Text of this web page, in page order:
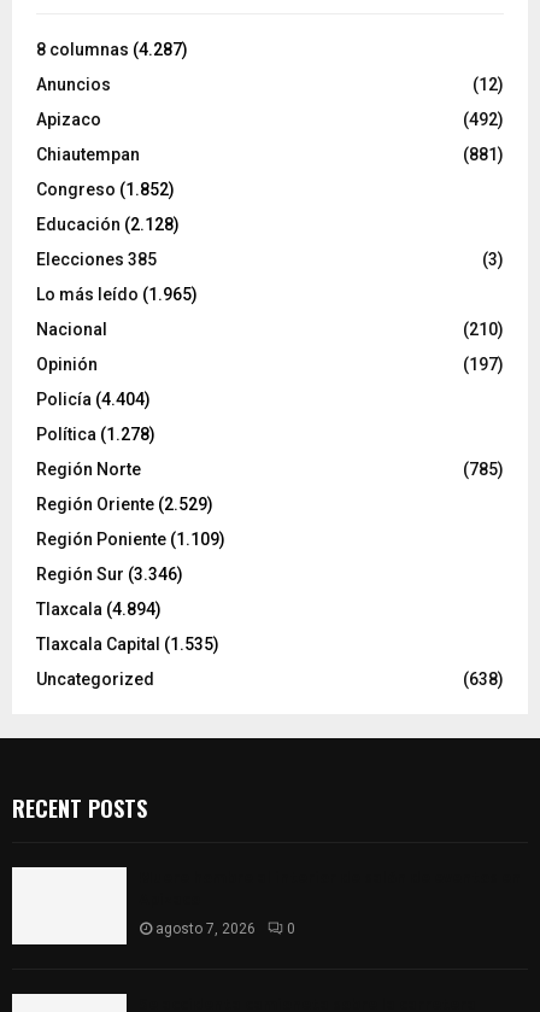
8 columnas (4.287)
Anuncios
(12)
Apizaco
(492)
Chiautempan
(881)
Congreso (1.852)
Educación (2.128)
Elecciones 385
(3)
Lo más leído (1.965)
Nacional
(210)
Opinión
(197)
Policía (4.404)
Política (1.278)
Región Norte
(785)
Región Oriente (2.529)
Región Poniente (1.109)
Región Sur (3.346)
Tlaxcala (4.894)
Tlaxcala Capital (1.535)
Uncategorized
(638)
RECENT POSTS
agosto 7, 2026 0